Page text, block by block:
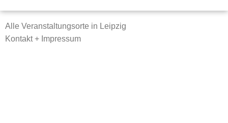
Alle Veranstaltungsorte in Leipzig
Kontakt + Impressum